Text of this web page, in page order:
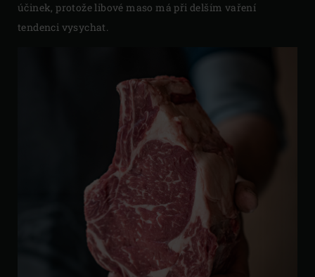
účinek, protože libové maso má při delším vaření
tendenci vysychat.